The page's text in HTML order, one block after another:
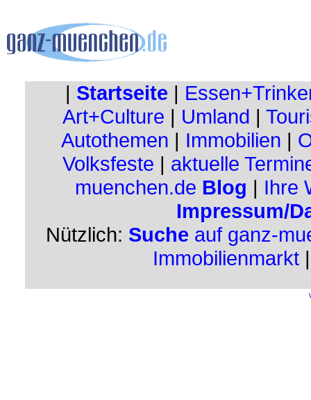
| Startseite |
Art+Culture | Umland |
Autothemen | Immobilien |
Volksfeste | aktuelle
muenchen.de Blog | Ihre
Impressum/
Nützlich: Suche auf ganz-
Immobilienmarkt